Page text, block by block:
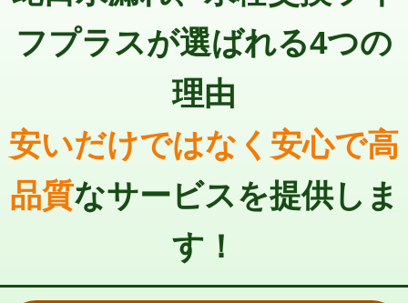
モルタル補修（厚さ10㎝超え）
追加人工 16,500円
止水・漏水調査・防水処理・清掃・修
22,000円
止水・漏水調査・防水処理・清掃・修
その他部品の脱着 8,800円～
交換・取付（タンク） 22,000円+材料費
交換・取付(単水栓（壁付・デッキ
フプラスが選ばれる4つの
理由
安いだけではなく安心で高
品質なサービスを提供しま
す！